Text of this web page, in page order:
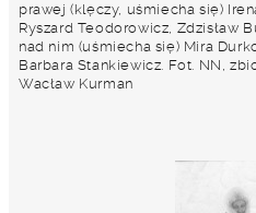
prawej (klęczy, uśmiecha się)
Ryszard Teodorowicz, Zdzisław
nad nim (uśmiecha się) Mira
Barbara Stankiewicz. Fot. NN,
Wacław Kurman